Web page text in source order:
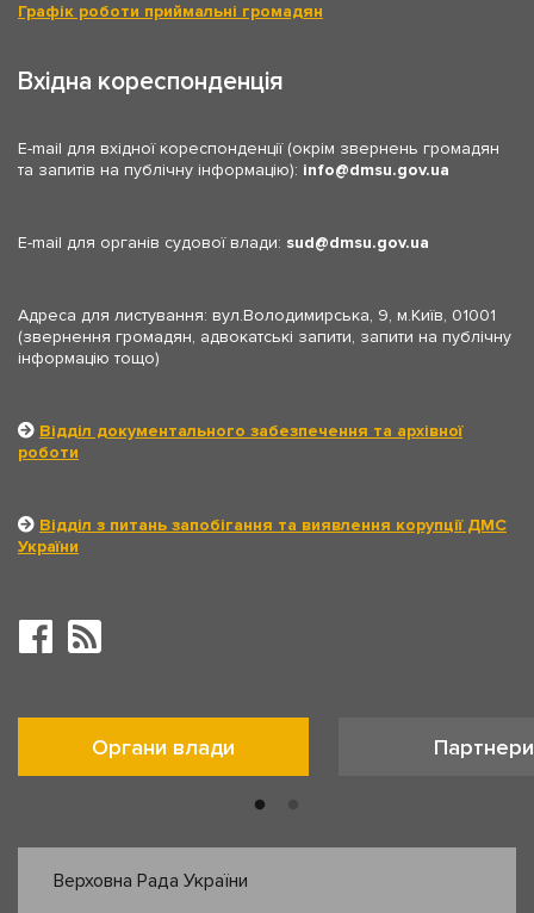
Графік роботи приймальні громадян
Вхідна кореспонденція
E-mail для вхідної кореспонденції (окрім звернень громадян
та запитів на публічну інформацію): info dmsu.gov.ua
E-mail для органів судової влади: sud dmsu.gov.ua
Адреса для листування: вул.Володимирська, 9, м.Київ, 01001
(звернення громадян, адвокатські запити, запити на публічну
інформацію тощо)
Відділ документального забезпечення та архівної
роботи
Відділ з питань запобігання та виявлення корупції ДМС
України
Органи влади Партнери
Верховна Рада України